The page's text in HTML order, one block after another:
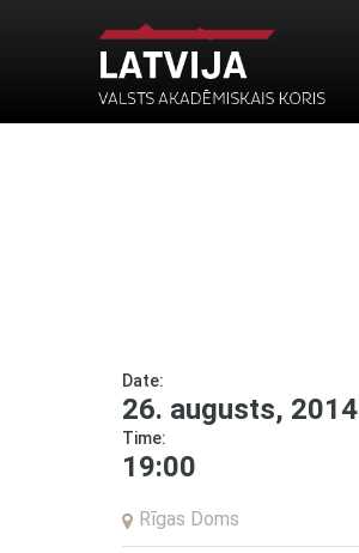
Date:
26. augusts, 2014
Time:
19:00
Rīgas Doms